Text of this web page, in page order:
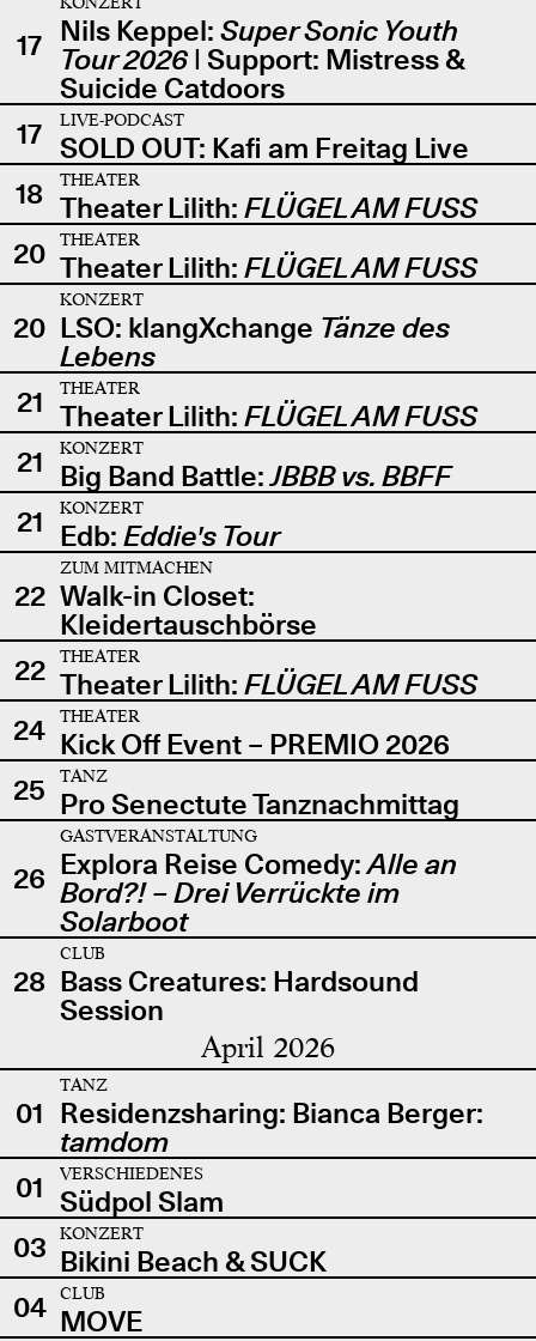
17 Nils Keppel: Super Sonic Youth
Tour 2026| Support: Mistress &
Suicide Catdoors
17
LIVE-PODCAST
SOLD OUT: Kafi am Freitag Live
18
THEATER
Theater Lilith: FLÜGEL AM FUSS
20
THEATER
Theater Lilith: FLÜGEL AM FUSS
20
KONZERT
LSO: klangXchange Tänze des
Lebens
21
THEATER
Theater Lilith: FLÜGEL AM FUSS
21
KONZERT
Big Band Battle:JBBB vs. BBFF
21
KONZERT
Edb: Eddie's Tour
22
ZUM MITMACHEN
Walk-in Closet:
Kleidertauschbörse
22
THEATER
Theater Lilith: FLÜGEL AM FUSS
24
THEATER
Kick Off Event – PREMIO 2026
25
TANZ
Pro Senectute Tanznachmittag
26
GASTVERANSTALTUNG
Explora Reise Comedy:Alle an
Bord?! – Drei Verrückte im
Solarboot
28
CLUB
Bass Creatures: Hardsound
Session
April 2026
01
TANZ
Residenzsharing: Bianca Berger:
tamdom
01
VERSCHIEDENES
Südpol Slam
03
KONZERT
Bikini Beach & SUCK
04
CLUB
MOVE